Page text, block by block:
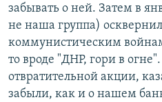
забывать о ней. Затем в
не наша группа)
коммунистическим
то вроде "ДНР, гори в
отвратительной акции,
забыли, как и о нашем